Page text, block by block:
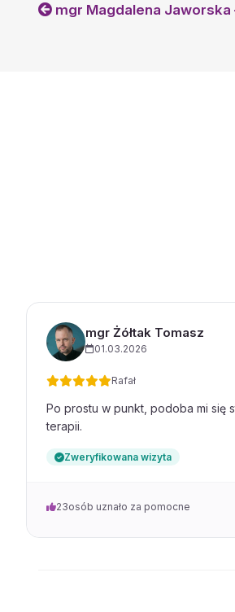
mgr Magdalena Jaworska
mgr Żółtak Tomasz
01.03.2026
Rafał
Po prostu w punkt, podoba mi się
terapii.
Zweryfikowana wizyta
23osób uznało za pomocne